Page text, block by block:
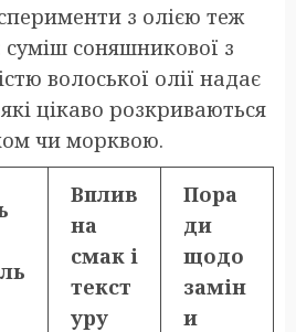
з олією теж
соняшникової з
волоської олії надає
цікаво розкриваються
чи морквою.
Вплив
на
смак і
текст
уру
Пора
ди
щодо
замін
и